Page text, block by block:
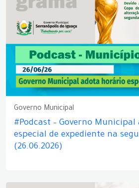
Governo Municipal
#Podcast – Governo
especial de expediente na
(26.06.2026)